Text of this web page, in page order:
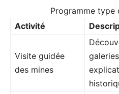
Programme type
Activité
Visite guidée
des mines